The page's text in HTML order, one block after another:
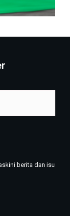
berita dan isu